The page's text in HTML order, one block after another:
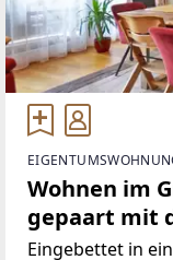
Wohnen im
gepaart mit
Großstadt!
Eingebettet in